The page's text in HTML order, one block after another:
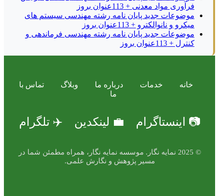
فرآوری مواد معدنی + 113عنوان بروز
موضوعات جدید پایان نامه رشته مهندسی سیستم های
میکرو و نانوالکترو + 113عنوان بروز
موضوعات جدید پایان نامه رشته مهندسی فرماندهی و
کنترل + 113عنوان بروز
خانه خدمات درباره ما وبلاگ
تماس با
ما
📷 اینستاگرام 💼 لینکدین ✈️ تلگرام
© 2025 نمایه نگار. موسسه نمایه نگار، همراه مطمئن شما در
مسیر پژوهش و نگارش علمی.